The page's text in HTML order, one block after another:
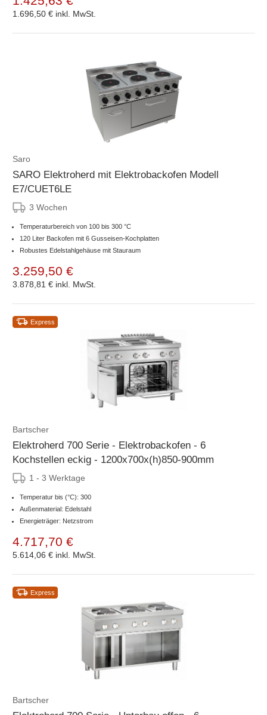
1.696,50 € inkl. MwSt.
Saro
SARO Elektroherd mit Elektrobackofen Modell
E7/CUET6LE
3 Wochen
Temperaturbereich von 100 bis 300 °C
120 Liter Backofen mit 6 Gusseisen-Kochplatten
Robustes Edelstahlgehäuse mit Stauraum
3.259,50 €
3.878,81 € inkl. MwSt.
Express
Bartscher
Elektroherd 700 Serie - Elektrobackofen - 6
Kochstellen eckig - 1200x700x(h)850-900mm
1 - 3 Werktage
Temperatur bis (°C): 300
Außenmaterial: Edelstahl
Energieträger: Netzstrom
4.717,70 €
5.614,06 € inkl. MwSt.
Express
Bartscher